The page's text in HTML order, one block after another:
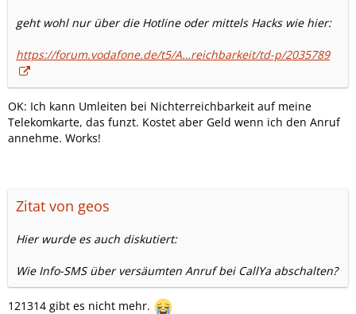
geht wohl nur über die Hotline oder mittels Hacks wie hier:
https://forum.vodafone.de/t5/A…reichbarkeit/td-p/2035789
OK: Ich kann Umleiten bei Nichterreichbarkeit auf meine
Telekomkarte, das funzt. Kostet aber Geld wenn ich den Anruf
annehme. Works!
Zitat von geos
Hier wurde es auch diskutiert:
Wie Info-SMS über versäumten Anruf bei CallYa abschalten?
121314 gibt es nicht mehr.